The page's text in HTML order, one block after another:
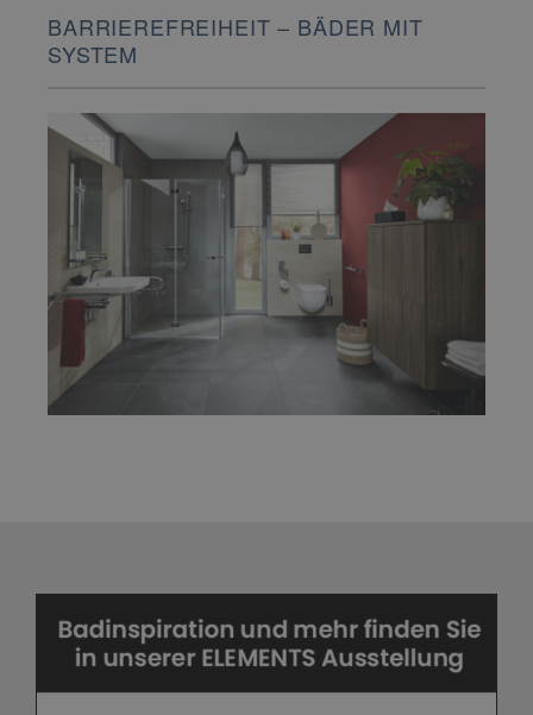
BARRIEREFREIHEIT – BÄDER MIT
SYSTEM